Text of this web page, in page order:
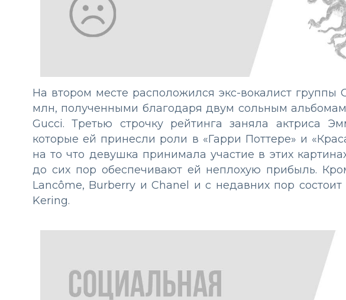
На втором месте расположился экс-вокалист группы
млн, полученными благодаря двум сольным
Gucci. Третью строчку рейтинга заняла актриса
которые ей принесли роли в «Гарри Поттере» и
на то что девушка принимала участие в этих
до сих пор обеспечивают ей неплохую прибыль.
Lancôme, Burberry и Chanel и с недавних пор
Kering.